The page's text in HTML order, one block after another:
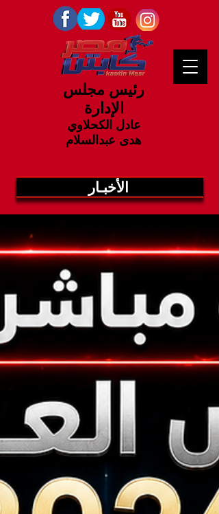
رئيس مجلس
الإدارة
عادل الكحلاوي
هدى عبدالسلام
الأخبـار